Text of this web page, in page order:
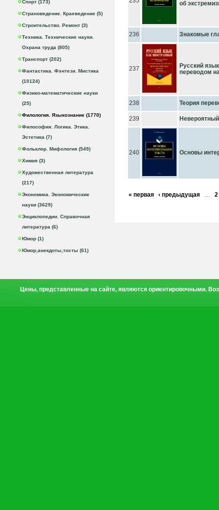
Спорт (173)
Страноведение. Краеведение (5)
Строительство. Ремонт (3)
Техника. Технические науки.
Охрана труда (805)
Транспорт (202)
Фантастика. Фэнтези. Мистика
(10124)
Физико-математические науки
(25)
Филология. Языкознание (1770)
Философия. Логика. Этика.
Эстетика (7)
Фольклор. Мифология (549)
Химия (3)
Художественная литература
(217)
Экономика. Экономические
науки (3629)
Энциклопедии. Справочная
литература (6)
Юмор (1)
Юмор,анекдоты,тосты (61)
об
236 Знакомые
237
Русский
переводом
238 Теория
239
240 Основы
« первая ‹ предыдущая … 2
Цены, представленные на сайте, являются ориентировочными.